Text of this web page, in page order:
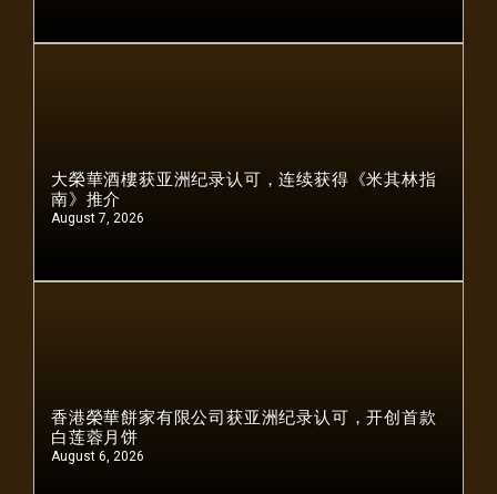
大榮華酒樓获亚洲纪录认可，连续获得《米其林指
南》推介
August 7, 2026
香港榮華餅家有限公司获亚洲纪录认可，开创首款
白莲蓉月饼
August 6, 2026